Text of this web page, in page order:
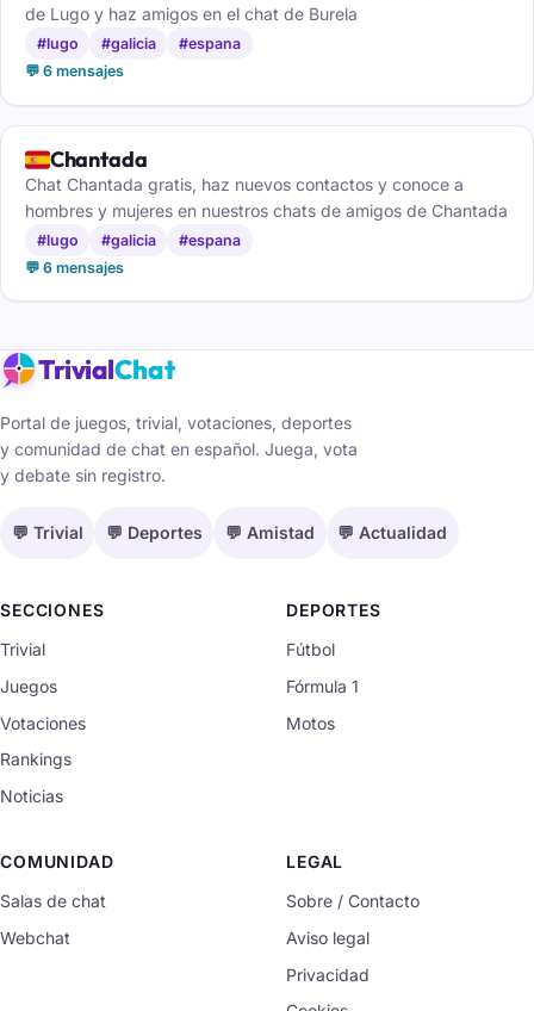
de Lugo y haz amigos en el chat de Burela
#lugo #galicia
#espana
💬 6 mensajes
🇪🇸Chantada
Chat Chantada gratis, haz nuevos contactos y conoce a
hombres y mujeres en nuestros chats de amigos de Chantada
#lugo #galicia
#espana
💬 6 mensajes
TrivialChat
Portal de juegos, trivial, votaciones, deportes
y comunidad de chat en español. Juega, vota
y debate sin registro.
💬 Trivial 💬 Deportes 💬 Amistad 💬 Actualidad
SECCIONES
Trivial
Juegos
Votaciones
Rankings
Noticias
DEPORTES
Fútbol
Fórmula 1
Motos
COMUNIDAD
Salas de chat
Webchat
LEGAL
Sobre / Contacto
Aviso legal
Privacidad